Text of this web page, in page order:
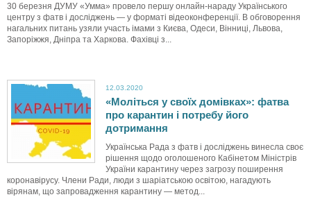
30 березня ДУМУ «Умма» провело першу онлайн-нараду Українського
центру з фатв і досліджень — у форматі відеоконференції. В обговорення
нагальних питань узяли участь імами з Києва, Одеси, Вінниці, Львова,
Запоріжжя, Дніпра та Харкова. Фахівці з...
12.03.2020
«Моліться у своїх домівках»: фатва
про карантин і потребу його
дотримання
Українська Рада з фатв і досліджень винесла своє
рішення щодо оголошеного Кабінетом Міністрів
України карантину через загрозу поширення
коронавірусу. Члени Ради, люди з шаріатською освітою, нагадують
вірянам, що запровадження карантину — метод...